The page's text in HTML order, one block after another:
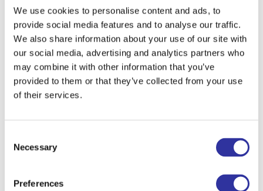
We use cookies to personalise content and ads, to
provide social media features and to analyse our traffic.
We also share information about your use of our site with
our social media, advertising and analytics partners who
may combine it with other information that you’ve
provided to them or that they’ve collected from your use
of their services.
Selection
Necessary
Preferences
Dr. Fišere vairāk kā 15 gadus ir veltījusi tam, lai palīdzētu
vidusskolēniem no dažādām valstīm īstenot to vēlmes
mācīties viņu izvēlētajās augstskolās. Līdztekus
konsultāciju darbam viņa ir ieguvusi arī akadēmisko
izglītību kā socioloģijas profesore ASV. Papildus saviem
viņai vērtīgu ieskatu problēmās, ar kurām saskaras skolēni
un ģimenes pieteikšanās procesā augstskolās.